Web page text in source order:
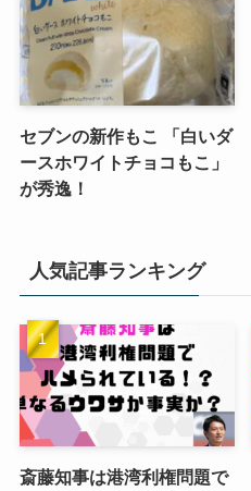
セブンの新作もこ 「白いダ
ースホワイトチョコもこ」
が秀逸！
人気記事ランキング
斎藤知事は港湾利権問題で